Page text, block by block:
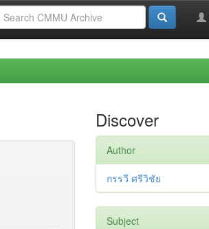
Discover
Author
กรรวี ศรีวิชัย
Subject